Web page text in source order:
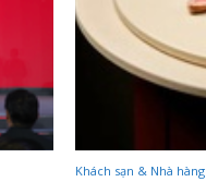
Khách sạn & Nhà hàng